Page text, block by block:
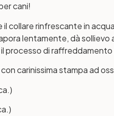
cani!
il collare rinfrescante in
lentamente, dà
processo di
carinissima stampa ad